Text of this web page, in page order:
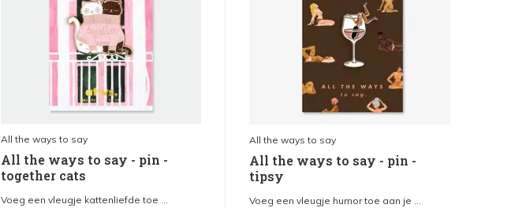
All the ways to say
All the ways to say - pin -
together cats
Voeg een vleugje kattenliefde toe ...
All the ways to say
All the ways to say - pin -
tipsy
Voeg een vleugje humor toe aan je ...